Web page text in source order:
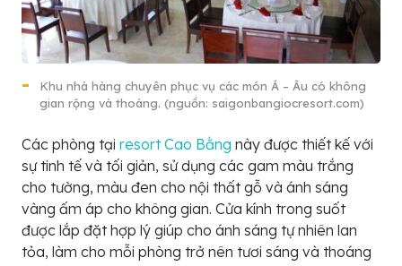
Khu nhà hàng chuyên phục vụ các món Á – Âu có không
gian rộng và thoáng. (nguồn: saigonbangiocresort.com)
Các phòng tại resort Cao Bằng này được thiết kế với
sự tinh tế và tối giản, sử dụng các gam màu trắng
cho tường, màu đen cho nội thất gỗ và ánh sáng
vàng ấm áp cho không gian. Cửa kính trong suốt
được lắp đặt hợp lý giúp cho ánh sáng tự nhiên lan
tỏa, làm cho mỗi phòng trở nên tươi sáng và thoáng